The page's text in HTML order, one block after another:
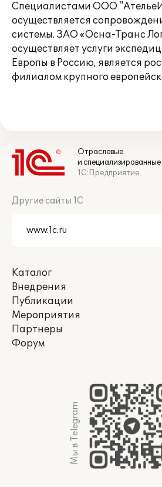
Специалистами ООО
осуществляется
системы. ЗАО «Осна-Транс
осуществляет услуги
Европы в Россию, является
филиалом крупного
Отраслевые
и
1С:Предприятие
Другие сайты 1С
Каталог
Внедрения
Публикации
Мероприятия
Партнеры
Форум
Мы в Telegram